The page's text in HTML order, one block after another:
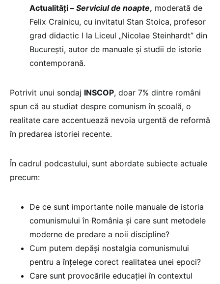
Actualități – Serviciul de noapte, moderată de
Felix Crainicu, cu invitatul Stan Stoica, profesor
grad didactic I la Liceul „Nicolae Steinhardt” din
București, autor de manuale și studii de istorie
contemporană.
Potrivit unui sondaj INSCOP, doar 7% dintre români
spun că au studiat despre comunism în școală, o
realitate care accentuează nevoia urgentă de reformă
în predarea istoriei recente.
În cadrul podcastului, sunt abordate subiecte actuale
precum:
De ce sunt importante noile manuale de istoria
comunismului în România și care sunt metodele
moderne de predare a noii discipline?
Cum putem depăși nostalgia comunismului
pentru a înțelege corect realitatea unei epoci?
Care sunt provocările educației în contextul